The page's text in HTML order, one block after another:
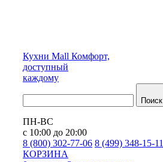
Кухни Mall Комфорт,
доступный
каждому
Поиск
ПН-ВС
с 10:00 до 20:00
8 (800) 302-77-06 8 (499) 348-15-11
КОРЗИНА